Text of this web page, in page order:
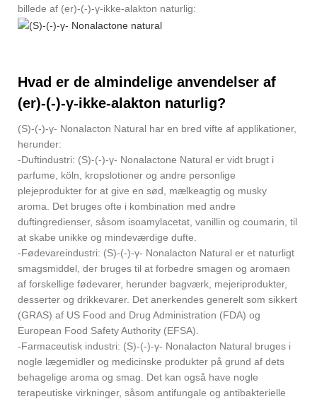
billede af (er)-(-)-γ-ikke-alakton naturlig:
Hvad er de almindelige anvendelser af
(er)-(-)-γ-ikke-alakton naturlig?
(S)-(-)-γ- Nonalacton Natural har en bred vifte af applikationer,
herunder:
-Duftindustri: (S)-(-)-γ- Nonalactone Natural er vidt brugt i
parfume, köln, kropslotioner og andre personlige
plejeprodukter for at give en sød, mælkeagtig og musky
aroma. Det bruges ofte i kombination med andre
duftingredienser, såsom isoamylacetat, vanillin og coumarin, til
at skabe unikke og mindeværdige dufte.
-Fødevareindustri: (S)-(-)-γ- Nonalacton Natural er et naturligt
smagsmiddel, der bruges til at forbedre smagen og aromaen
af ​​forskellige fødevarer, herunder bagværk, mejeriprodukter,
desserter og drikkevarer. Det anerkendes generelt som sikkert
(GRAS) af US Food and Drug Administration (FDA) og
European Food Safety Authority (EFSA).
-Farmaceutisk industri: (S)-(-)-γ- Nonalacton Natural bruges i
nogle lægemidler og medicinske produkter på grund af dets
behagelige aroma og smag. Det kan også have nogle
terapeutiske virkninger, såsom antifungale og antibakterielle